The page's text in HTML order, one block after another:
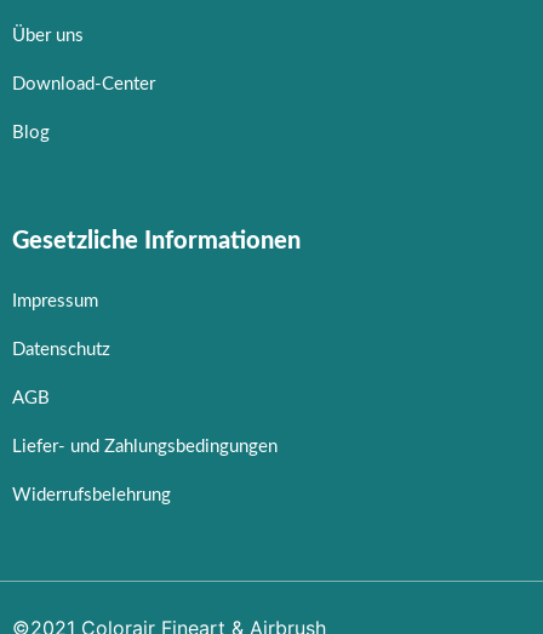
Über uns
Download-Center
Blog
Gesetzliche Informationen
Impressum
Datenschutz
AGB
Liefer- und Zahlungsbedingungen
Widerrufsbelehrung
©2021 Colorair Fineart & Airbrush